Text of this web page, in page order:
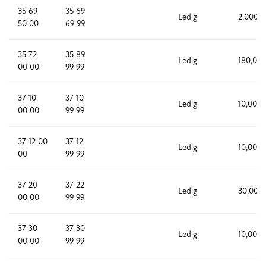
35 69
50 00
35 69
69 99
Ledig 2,000
35 72
00 00
35 89
99 99
Ledig 180,000
37 10
00 00
37 10
99 99
Ledig 10,000
37 12 00
00
37 12
99 99
Ledig 10,000
37 20
00 00
37 22
99 99
Ledig 30,000
37 30
00 00
37 30
99 99
Ledig 10,000